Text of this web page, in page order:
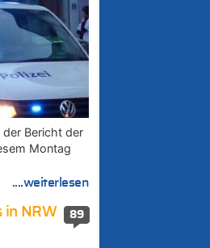
Bericht der
Montag
....weiterlesen
89
in NRW